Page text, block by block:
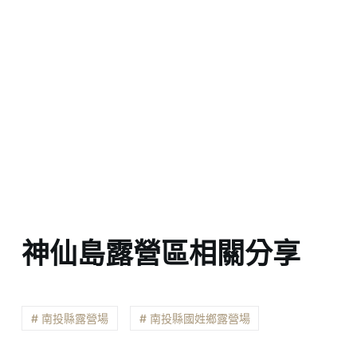
神仙島露營區相關分享
# 南投縣露營場 # 南投縣國姓鄉露營場